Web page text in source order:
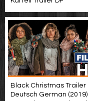
Black Christmas Trailer
Deutsch German (2019)